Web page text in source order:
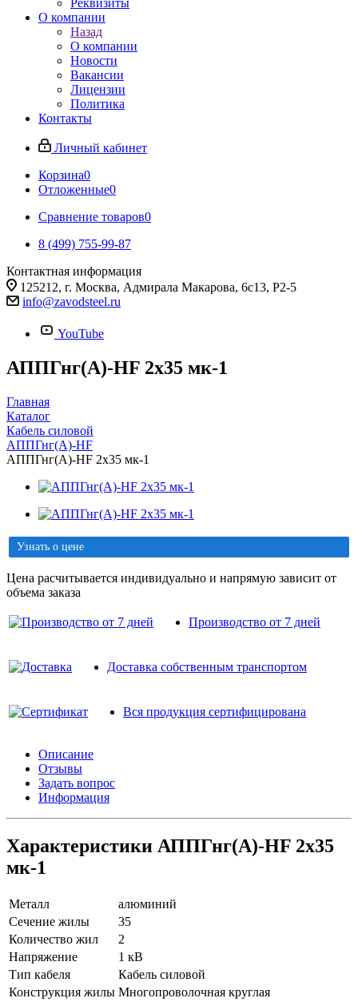
Реквизиты
О компании
Назад
О компании
Новости
Вакансии
Лицензии
Политика
Контакты
Личный кабинет
Корзина0
Отложенные0
Сравнение товаров0
8 (499) 755-99-87
Контактная информация
125212, г. Москва, Адмирала Макарова, 6с13, Р2-5
info@zavodsteel.ru
YouTube
АППГнг(A)-HF 2х35 мк-1
Главная
Каталог
Кабель силовой
АППГнг(A)-HF
АППГнг(A)-HF 2х35 мк-1
Узнать о цене
Цена расчитывается индивидуально и напрямую зависит от
объема заказа
Производство от 7 дней
Доставка собственным транспортом
Вся продукция сертифицирована
Описание
Отзывы
Задать вопрос
Информация
Характеристики АППГнг(A)-HF 2х35
мк-1
Металл
алюминий
Сечение жилы
35
Количество жил
2
Напряжение
1 кВ
Тип кабеля
Кабель силовой
Конструкция жилы Многопроволочная круглая